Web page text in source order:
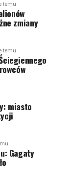
temu
zmiany
temu
miasto
Gagaty